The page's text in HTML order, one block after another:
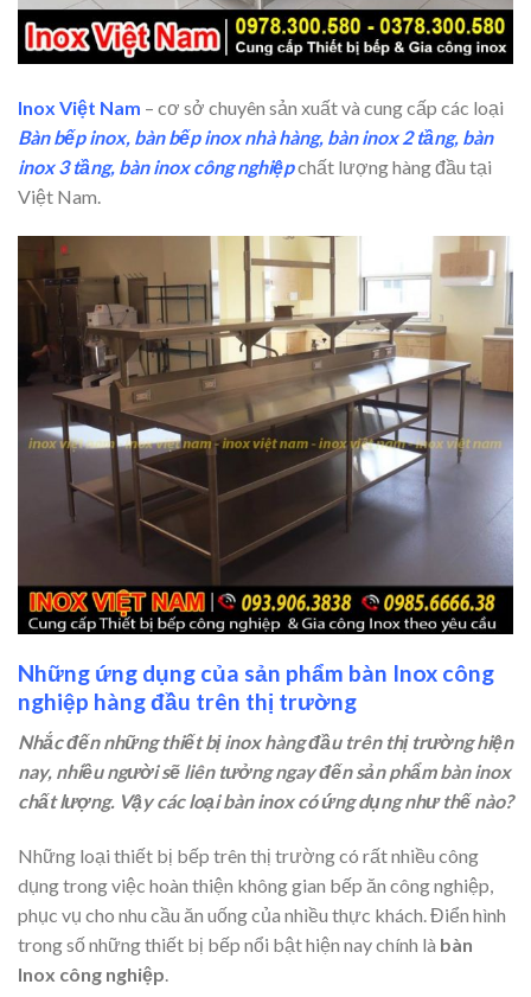
Inox Việt Nam – cơ sở chuyên sản xuất và cung cấp các loại
Bàn bếp inox, bàn bếp inox nhà hàng, bàn inox 2 tầng, bàn
inox 3 tầng, bàn inox công nghiệpchất lượng hàng đầu tại
Việt Nam.
Những ứng dụng của sản phẩm bàn Inox công
nghiệp hàng đầu trên thị trường
Nhắc đến những thiết bị inox hàng đầu trên thị trường hiện
nay, nhiều người sẽ liên tưởng ngay đến sản phẩm bàn inox
chất lượng. Vậy các loại bàn inox có ứng dụng như thế nào?
Những loại thiết bị bếp trên thị trường có rất nhiều công
dụng trong việc hoàn thiện không gian bếp ăn công nghiệp,
phục vụ cho nhu cầu ăn uống của nhiều thực khách. Điển hình
trong số những thiết bị bếp nổi bật hiện nay chính là bàn
Inox công nghiệp.